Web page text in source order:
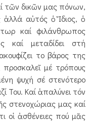
τῶν δικῶν μας πόνων,
αὐτός ὁ Ἴδιος, ὁ
καί φιλάνθρωπος
καί μεταδίδει στή
το βάρος της
προσκαλεῖ μέ τρόπους
ψυχή σέ στενότερο
Του. Καί ἁπαλύνει τόν
στενοχώριας μας καί
οἱ ἀσθένειες πού μᾶς